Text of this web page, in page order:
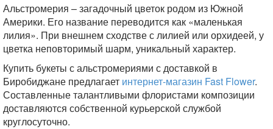
Альстромерия – загадочный цветок родом из Южной
Америки. Его название переводится как «маленькая
лилия». При внешнем сходстве с лилией или орхидеей, у
цветка неповторимый шарм, уникальный характер.
Купить букеты с альстромериями с доставкой в
Биробиджане предлагает интернет-магазин Fast Flower.
Составленные талантливыми флористами композиции
доставляются собственной курьерской службой
круглосуточно.